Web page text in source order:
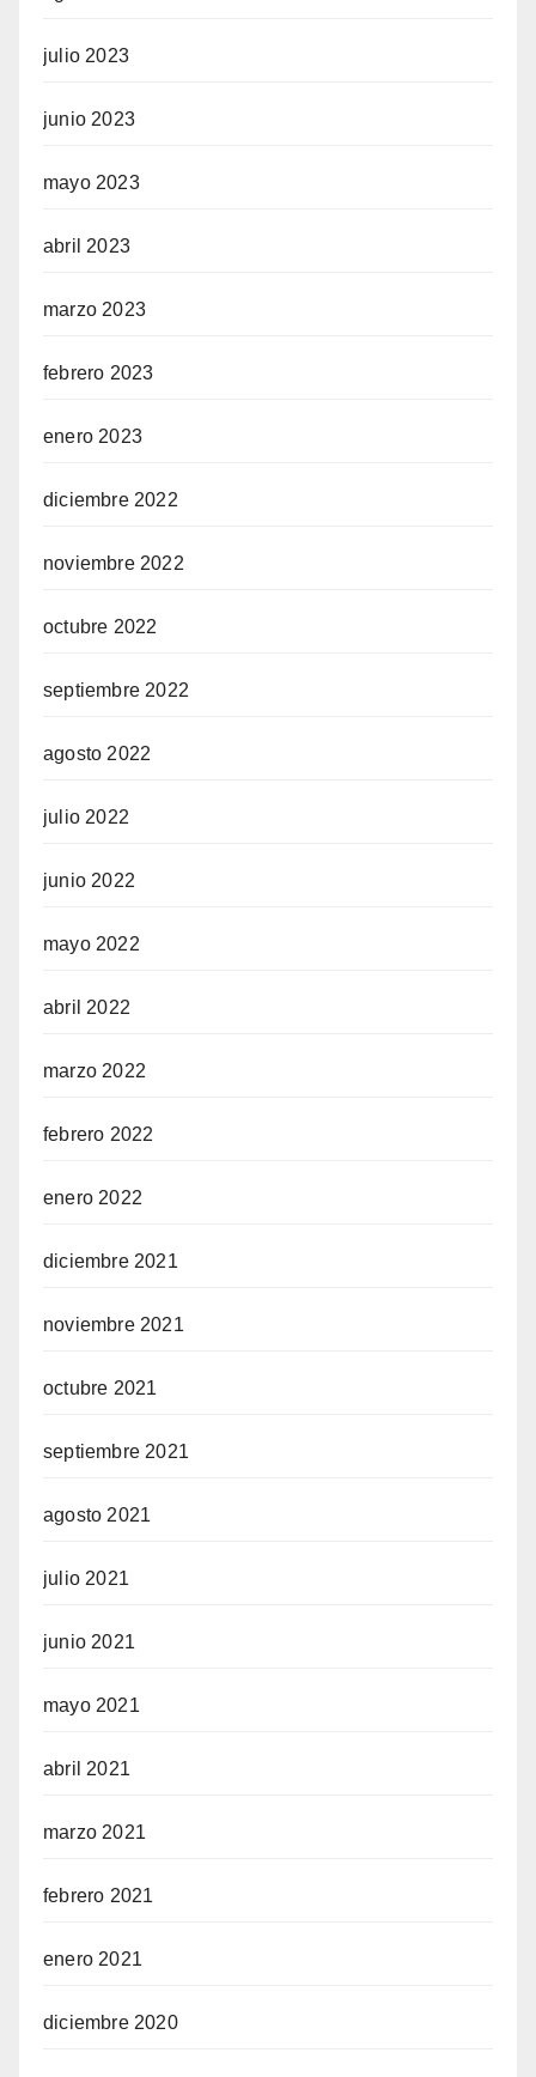
julio 2023
junio 2023
mayo 2023
abril 2023
marzo 2023
febrero 2023
enero 2023
diciembre 2022
noviembre 2022
octubre 2022
septiembre 2022
agosto 2022
julio 2022
junio 2022
mayo 2022
abril 2022
marzo 2022
febrero 2022
enero 2022
diciembre 2021
noviembre 2021
octubre 2021
septiembre 2021
agosto 2021
julio 2021
junio 2021
mayo 2021
abril 2021
marzo 2021
febrero 2021
enero 2021
diciembre 2020